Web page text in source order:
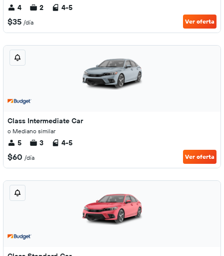
4 2 4-5
$35 /día Ver oferta
Class Intermediate Car
o Mediano similar
5 3 4-5
$60 /día Ver oferta